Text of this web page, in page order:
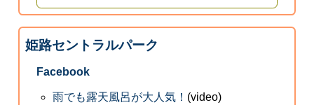
姫路セントラルパーク
Facebook
雨でも露天風呂が大人気！ (video)